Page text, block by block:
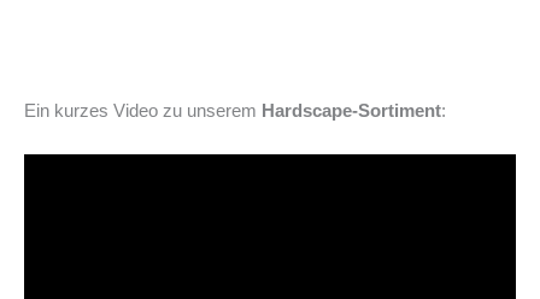
Ein kurzes Video zu unserem Hardscape-Sortiment: